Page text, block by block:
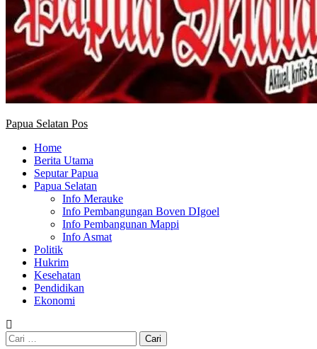
Papua Selatan Pos
Home
Berita Utama
Seputar Papua
Papua Selatan
Info Merauke
Info Pembangungan Boven DIgoel
Info Pembangunan Mappi
Info Asmat
Politik
Hukrim
Kesehatan
Pendidikan
Ekonomi
Cari